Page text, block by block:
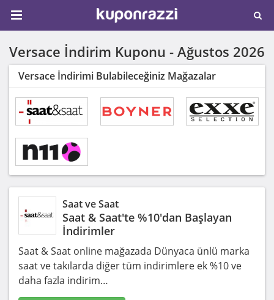
Versace İndirim Kuponu - Ağustos 2026
Versace İndirimi Bulabileceğiniz Mağazalar
Saat ve Saat
Saat & Saat'te %10'dan Başlayan
İndirimler
Saat & Saat online mağazada Dünyaca ünlü marka
saat ve takılarda diğer tüm indirimlere ek %10 ve
daha fazla indirim…